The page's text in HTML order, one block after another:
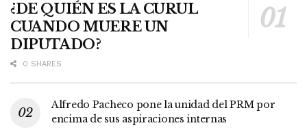
¿DE QUIÉN ES LA CURUL
CUANDO MUERE UN
DIPUTADO?
0 SHARES
Alfredo Pacheco pone la unidad del PRM por
encima de sus aspiraciones internas